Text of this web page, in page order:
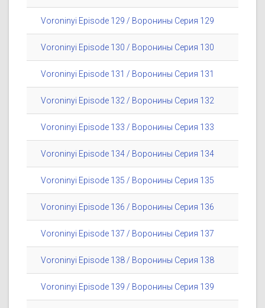
Voroninyi Episode 129 / Воронины Серия 129
Voroninyi Episode 130 / Воронины Серия 130
Voroninyi Episode 131 / Воронины Серия 131
Voroninyi Episode 132 / Воронины Серия 132
Voroninyi Episode 133 / Воронины Серия 133
Voroninyi Episode 134 / Воронины Серия 134
Voroninyi Episode 135 / Воронины Серия 135
Voroninyi Episode 136 / Воронины Серия 136
Voroninyi Episode 137 / Воронины Серия 137
Voroninyi Episode 138 / Воронины Серия 138
Voroninyi Episode 139 / Воронины Серия 139